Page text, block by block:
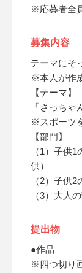
※応募者全
募集内容
テーマにそ
※本人が作
【テーマ】
「さっちゃ
※スポーツ
【部門】
（1）子供
供）
（2）子供
（3）大人
提出物
●作品
※四つ切り